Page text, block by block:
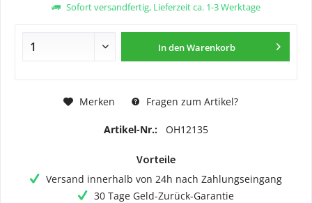
Sofort versandfertig, Lieferzeit ca. 1-3 Werktage
In denWarenkorb
Merken Fragen zum Artikel?
Artikel-Nr.: OH12135
Vorteile
Versand innerhalb von 24h nach Zahlungseingang
30 Tage Geld-Zurück-Garantie